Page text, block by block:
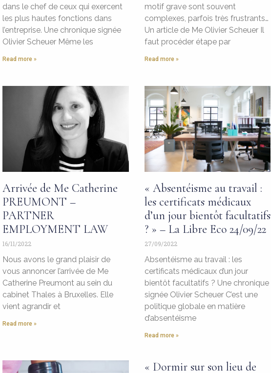
dans le chef de ceux qui exercent
les plus hautes fonctions dans
l’entreprise. Une chronique signée
Olivier Scheuer Même les
Read more »
motif grave sont souvent
complexes, parfois très frustrants…
Un article de Me Olivier Scheuer Il
faut procéder étape par
Read more »
Arrivée de Me Catherine
PREUMONT –
PARTNER
EMPLOYMENT LAW
16/11/2022
Nous avons le grand plaisir de
vous annoncer l’arrivée de Me
Catherine Preumont au sein du
cabinet Thales à Bruxelles. Elle
vient agrandir et
Read more »
« Absentéisme au travail :
les certificats médicaux
d’un jour bientôt facultatifs
? » – La Libre Eco 24/09/22
27/09/2022
Absentéisme au travail : les
certificats médicaux d’un jour
bientôt facultatifs ? Une chronique
signée Olivier Scheuer C’est une
politique globale en matière
d’absentéisme
Read more »
« Dormir sur son lieu de